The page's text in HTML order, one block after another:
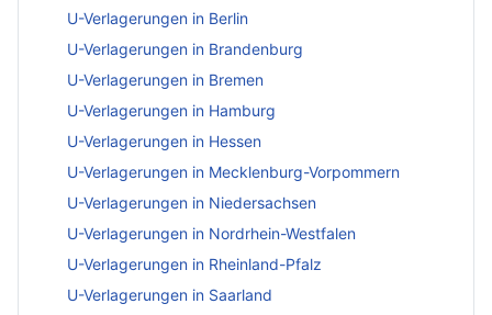
U-Verlagerungen in Berlin
U-Verlagerungen in Brandenburg
U-Verlagerungen in Bremen
U-Verlagerungen in Hamburg
U-Verlagerungen in Hessen
U-Verlagerungen in Mecklenburg-Vorpommern
U-Verlagerungen in Niedersachsen
U-Verlagerungen in Nordrhein-Westfalen
U-Verlagerungen in Rheinland-Pfalz
U-Verlagerungen in Saarland